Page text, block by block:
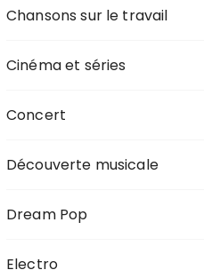
Chansons sur le travail
Cinéma et séries
Concert
Découverte musicale
Dream Pop
Electro